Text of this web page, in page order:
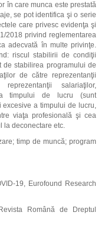
în care munca este prestată
se pot identifica şi o serie
care privesc evidenţa şi
2018 privind reglementarea
adecvată în multe privinţe.
riscul stabilirii de condiţii
de stabilirea programului de
de către reprezentanţii
salariaţilor,
timpului de lucru (sunt
excesive a timpului de lucru,
viaţa profesională şi cea
la deconectare etc.
timp de muncă; program
19, Eurofound Research
Română de Dreptul